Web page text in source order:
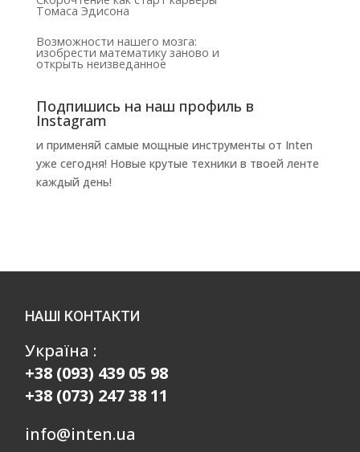
Томаса Эдисона
Возможности нашего мозга:
изобрести математику заново и
открыть неизведанное
Подпишись на наш профиль в
Instagram
и применяй самые мощные инструменты от Inten
уже сегодня! Новые крутые техники в твоей ленте
каждый день!
НАШІ КОНТАКТИ
Україна :
+38 (093) 439 05 98
+38 (073) 247 38 11
info@inten.ua